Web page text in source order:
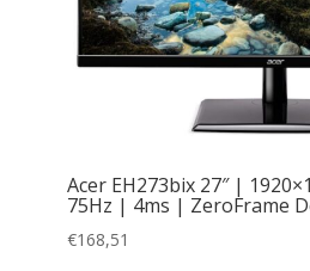
Acer EH273bix 27″ |
75Hz | 4ms | ZeroFrame
€168,51